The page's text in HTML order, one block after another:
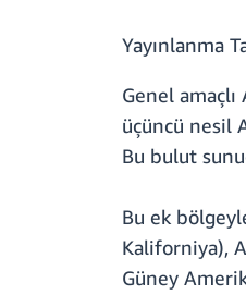
Yayınlanma
Genel
üçüncü nesil
Bu bulut
Bu ek
Kaliforniya),
Güney